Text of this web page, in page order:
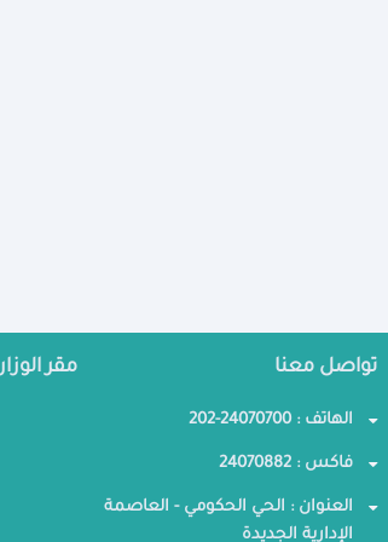
تواصل معنا
الهاتف : 24070700-202
فاكس : 24070882
العنوان : الحي الحكومي - العاصمة
الإدارية الجديدة
مقر